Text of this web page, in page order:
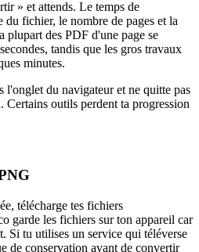
» et attends. Le temps de
fichier, le nombre de pages et la
plupart des PDF d'une page se
tandis que les gros travaux
minutes.
l'onglet du navigateur et ne quitte pas
Certains outils perdent ta progression
télécharge tes fichiers
garde les fichiers sur ton appareil car
Si tu utilises un service qui téléverse
de conservation avant de convertir